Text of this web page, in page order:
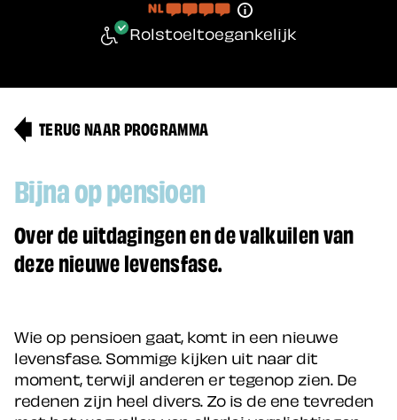
Rolstoeltoegankelijk
TERUG NAAR PROGRAMMA
Bijna op pensioen
Over de uitdagingen en de valkuilen van
deze nieuwe levensfase.
Wie op pensioen gaat, komt in een nieuwe
levensfase. Sommige kijken uit naar dit
moment, terwijl anderen er tegenop zien. De
redenen zijn heel divers. Zo is de ene tevreden